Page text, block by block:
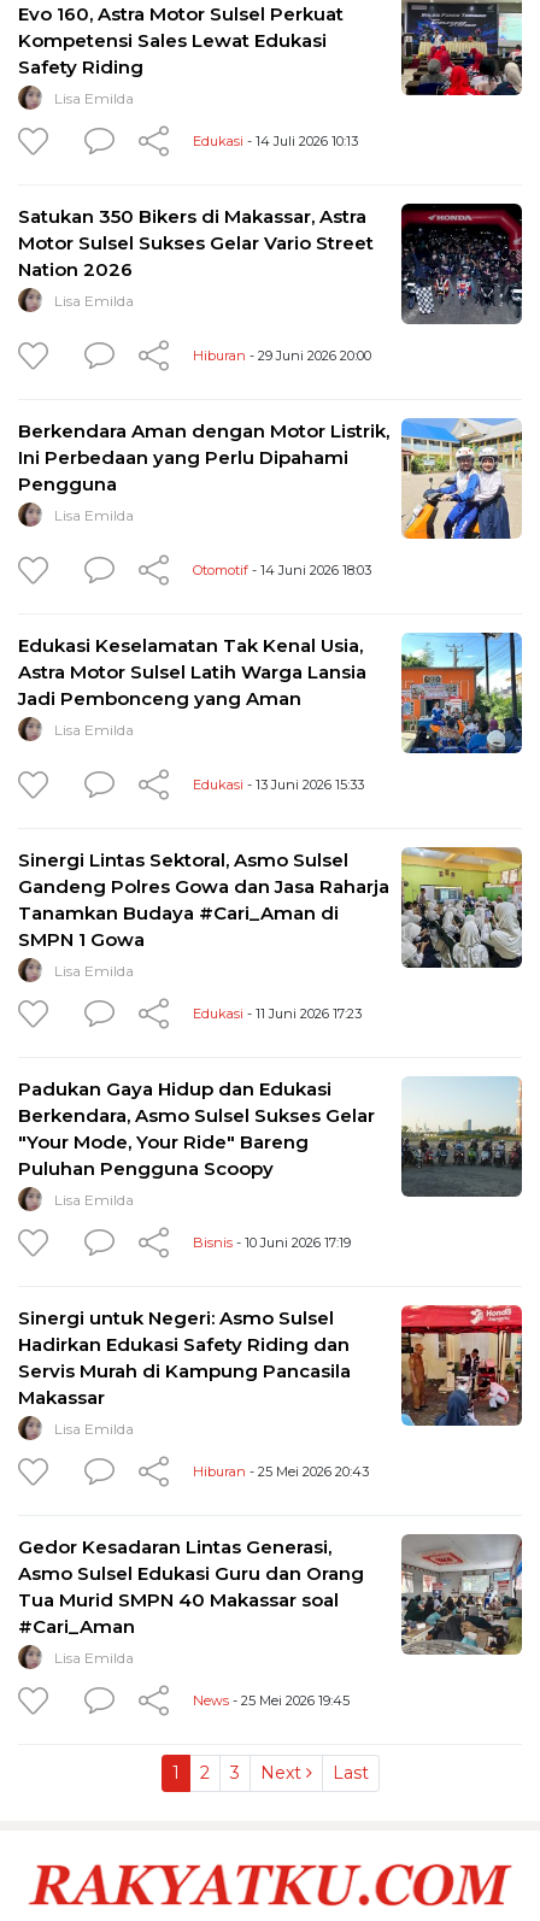
Evo 160, Astra Motor Sulsel Perkuat
Kompetensi Sales Lewat Edukasi
Safety Riding
Lisa Emilda
Edukasi - 14 Juli 2026 10:13
Satukan 350 Bikers di Makassar, Astra
Motor Sulsel Sukses Gelar Vario Street
Nation 2026
Lisa Emilda
Hiburan - 29 Juni 2026 20:00
Berkendara Aman dengan Motor Listrik,
Ini Perbedaan yang Perlu Dipahami
Pengguna
Lisa Emilda
Otomotif - 14 Juni 2026 18:03
Edukasi Keselamatan Tak Kenal Usia,
Astra Motor Sulsel Latih Warga Lansia
Jadi Pembonceng yang Aman
Lisa Emilda
Edukasi - 13 Juni 2026 15:33
Sinergi Lintas Sektoral, Asmo Sulsel
Gandeng Polres Gowa dan Jasa Raharja
Tanamkan Budaya #Cari_Aman di
SMPN 1 Gowa
Lisa Emilda
Edukasi - 11 Juni 2026 17:23
Padukan Gaya Hidup dan Edukasi
Berkendara, Asmo Sulsel Sukses Gelar
"Your Mode, Your Ride" Bareng
Puluhan Pengguna Scoopy
Lisa Emilda
Bisnis - 10 Juni 2026 17:19
Sinergi untuk Negeri: Asmo Sulsel
Hadirkan Edukasi Safety Riding dan
Servis Murah di Kampung Pancasila
Makassar
Lisa Emilda
Hiburan - 25 Mei 2026 20:43
Gedor Kesadaran Lintas Generasi,
Asmo Sulsel Edukasi Guru dan Orang
Tua Murid SMPN 40 Makassar soal
#Cari_Aman
Lisa Emilda
News - 25 Mei 2026 19:45
1 2 3 Next Last